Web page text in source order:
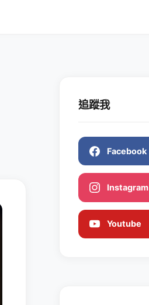
追蹤我
Facebook
Instagram
Youtube